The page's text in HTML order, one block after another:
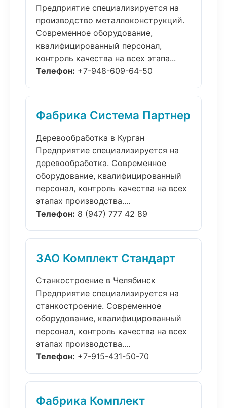
Предприятие специализируется на
производство металлоконструкций.
Современное оборудование,
квалифицированный персонал,
контроль качества на всех этапа...
Телефон: +7-948-609-64-50
Фабрика Система Партнер
Деревообработка в Курган
Предприятие специализируется на
деревообработка. Современное
оборудование, квалифицированный
персонал, контроль качества на всех
этапах производства....
Телефон: 8 (947) 777 42 89
ЗАО Комплект Стандарт
Станкостроение в Челябинск
Предприятие специализируется на
станкостроение. Современное
оборудование, квалифицированный
персонал, контроль качества на всех
этапах производства....
Телефон: +7-915-431-50-70
Фабрика Комплект